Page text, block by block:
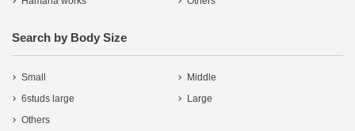
Search by Body Size
Small
Middle
6studs large
Large
Others